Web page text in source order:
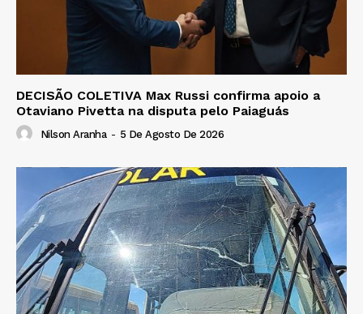
DECISÃO COLETIVA Max Russi confirma apoio a
Otaviano Pivetta na disputa pelo Paiaguás
Nilson Aranha - 5 De Agosto De 2026